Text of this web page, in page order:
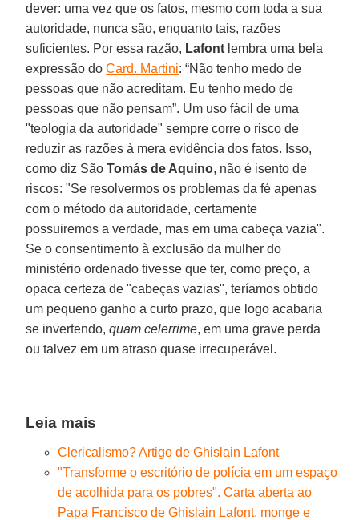
dever: uma vez que os fatos, mesmo com toda a sua
autoridade, nunca são, enquanto tais, razões
suficientes. Por essa razão, Lafont lembra uma bela
expressão doCard. Martini: “Não tenho medo de
pessoas que não acreditam. Eu tenho medo de
pessoas que não pensam”. Um uso fácil de uma
"teologia da autoridade" sempre corre o risco de
reduzir as razões à mera evidência dos fatos. Isso,
como diz SãoTomás de Aquino, não é isento de
riscos: "Se resolvermos os problemas da fé apenas
com o método da autoridade, certamente
possuiremos a verdade, mas em uma cabeça vazia".
Se o consentimento à exclusão da mulher do
ministério ordenado tivesse que ter, como preço, a
opaca certeza de "cabeças vazias", teríamos obtido
um pequeno ganho a curto prazo, que logo acabaria
se invertendo,quam celerrime, em uma grave perda
ou talvez em um atraso quase irrecuperável.
Leia mais
Clericalismo? Artigo de Ghislain Lafont
"Transforme o escritório de polícia em um espaço
de acolhida para os pobres". Carta aberta ao
Papa Francisco de Ghislain Lafont, monge e